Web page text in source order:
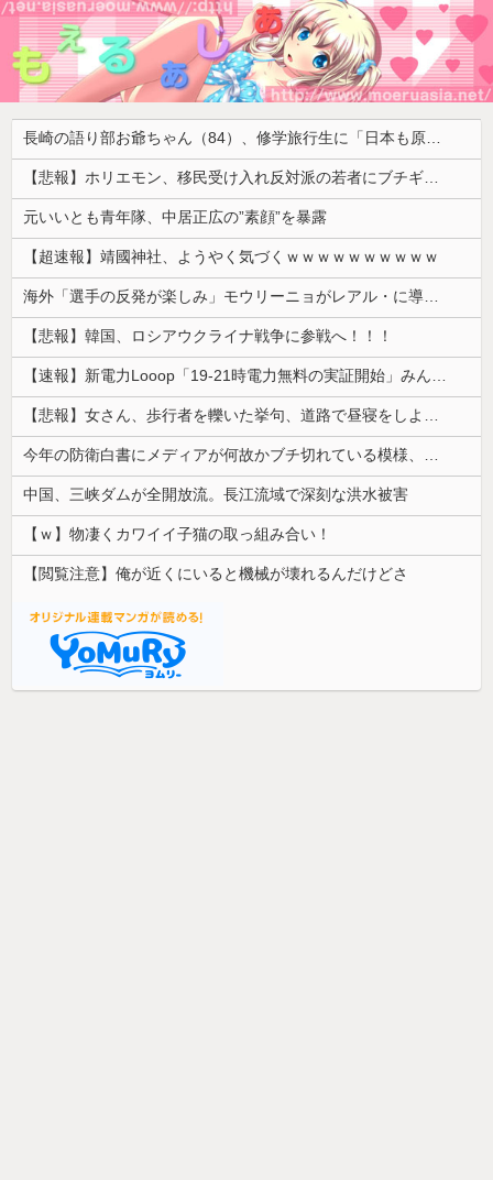
長崎の語り部お爺ちゃん（84）、修学旅行生に「日本も原爆を持たないと負ける」と言われびっくり！ 被団協代表（85）も中学生に「核を持たないで日本を守れますか」と問われ危機感
【悲報】ホリエモン、移民受け入れ反対派の若者にブチギレ「差別するなんて最低だ！」 → スタジオ誰も反論できず沈黙 ………
元いいとも青年隊、中居正広の”素顔”を暴露
【超速報】靖國神社、ようやく気づくｗｗｗｗｗｗｗｗｗｗ
海外「選手の反発が楽しみ」モウリーニョがレアル・に導入した新ルール（海外の反応）
【悲報】韓国、ロシアウクライナ戦争に参戦へ！！！
【速報】新電力Looop「19-21時電力無料の実証開始」みんなこれにするじゃん、電力会社の勢力図が変わるか
【悲報】女さん、歩行者を轢いた挙句、道路で昼寝をしようとしてしまう
今年の防衛白書にメディアが何故かブチ切れている模様、躍起になって批判するも逆に有権者からは……
中国、三峡ダムが全開放流。長江流域で深刻な洪水被害
【ｗ】物凄くカワイイ子猫の取っ組み合い！
【閲覧注意】俺が近くにいると機械が壊れるんだけどさ